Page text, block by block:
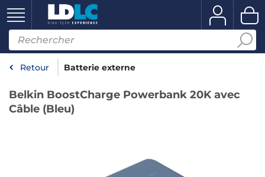
Retour Batterie externe
Belkin BoostCharge Powerbank 20K avec
Câble (Bleu)